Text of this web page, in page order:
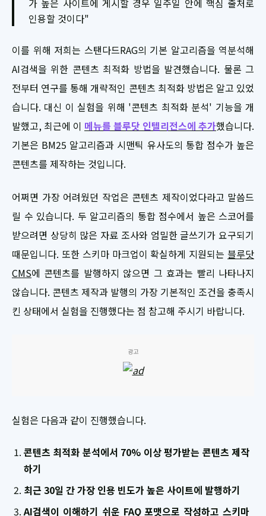
가 높은 사이트에 게시할 경우 일주일 안에 핵심 출처로
인용할 것이다"
이를 위해 저희는 스탠다드RAG의 기본 알고리즘을 역분석해
AI검색을 위한 콘텐츠 최적화 방법을 발견했습니다. 물론 그
전부터 연구를 통해 개략적인 콘텐츠 최적화 방법은 알고 있었
습니다. 대신 이 실험을 위해 '콘텐츠 최적화 분석' 기능을 개
발했고, 최근에 이 메뉴를 블루닷 인텔리전스에 추가했습니다.
기본은 BM25 알고리즘과 시맨틱 유사도의 통합 점수가 높은
콘텐츠를 제작하는 것입니다.
어쩌면 가장 어려웠던 작업은 콘텐츠 제작이었다라고 말씀드
릴 수 있습니다. 두 알고리즘의 통합 점수에서 높은 스코어를
받으려면 상당히 많은 자료 조사와 엄밀한 글쓰기가 요구되기
때문입니다. 또한 스키마 마크업이 확실하게 지원되는 블루닷
CMS에 콘텐츠를 발행하지 않으면 그 효과는 빨리 나타나지
않습니다. 콘텐츠 제작과 발행의 가장 기본적인 조건을 충족시
킨 상태에서 실험을 진행했다는 점 참고해 주시기 바랍니다.
광고
실험은 다음과 같이 진행했습니다.
콘텐츠 최적화 분석에서 70% 이상 평가받는 콘텐츠 제작
하기
최근 30일 간 가장 인용 빈도가 높은 사이트에 발행하기
AI검색이 이해하기 쉬운 FAQ 포맷으로 작성하고 스키마